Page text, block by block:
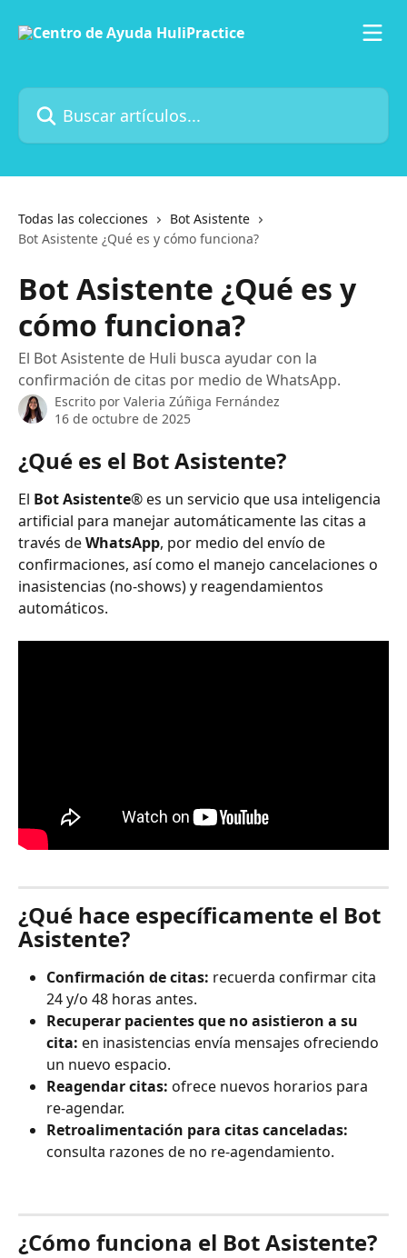
Buscar artículos...
Todas las colecciones
Bot Asistente
Bot Asistente ¿Qué es y cómo funciona?
Bot Asistente ¿Qué es y
cómo funciona?
El Bot Asistente de Huli busca ayudar con la
confirmación de citas por medio de WhatsApp.
Escrito por Valeria Zúñiga Fernández
16 de octubre de 2025
¿Qué es el Bot Asistente?
El Bot Asistente® es un servicio que usa inteligencia
artificial para manejar automáticamente las citas a
través de WhatsApp, por medio del envío de
confirmaciones, así como el manejo cancelaciones o
inasistencias (no-shows) y reagendamientos
automáticos.
¿Qué hace específicamente el Bot
Asistente?
Confirmación de citas: recuerda confirmar cita
24 y/o 48 horas antes.
Recuperar pacientes que no asistieron a su
cita: en inasistencias envía mensajes ofreciendo
un nuevo espacio.
Reagendar citas: ofrece nuevos horarios para
re-agendar.
Retroalimentación para citas canceladas:
consulta razones de no re-agendamiento.
¿Cómo funciona el Bot Asistente?